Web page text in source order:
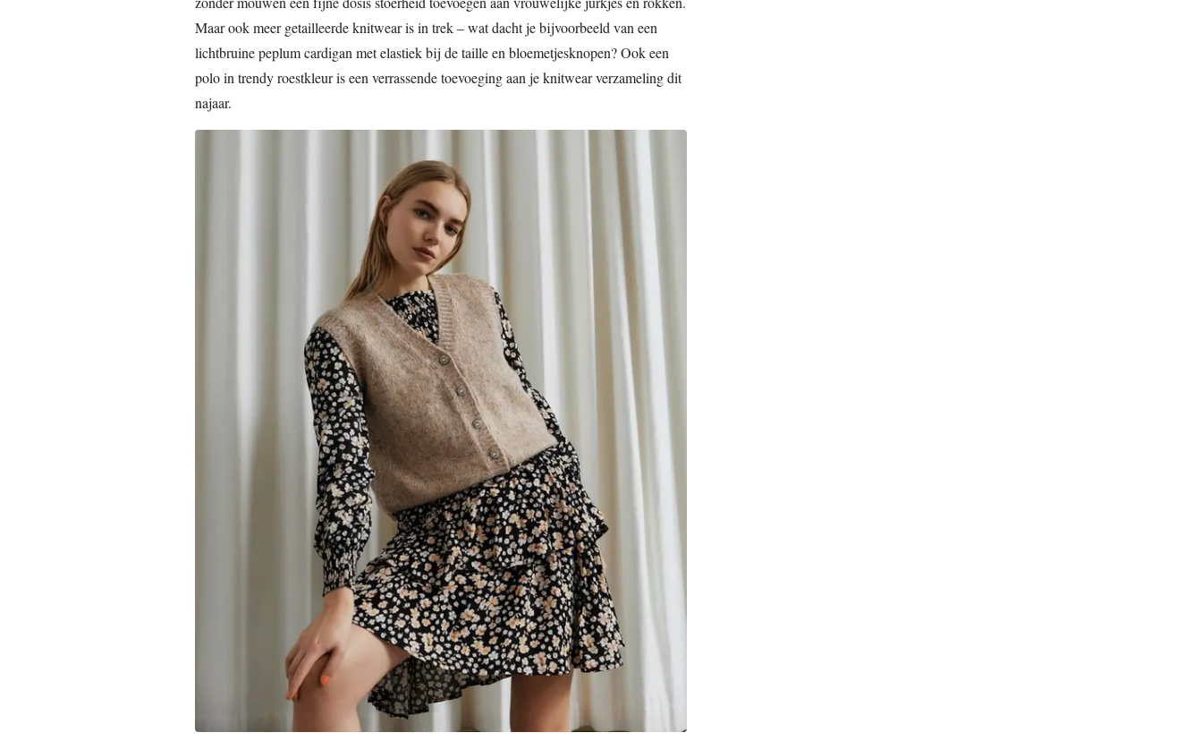
Maar ook meer getailleerde knitwear is in trek – wat dacht je bijvoorbeeld van een
lichtbruine peplum cardigan met elastiek bij de taille en bloemetjesknopen? Ook een
polo in trendy roestkleur is een verrassende toevoeging aan je knitwear verzameling dit
najaar.